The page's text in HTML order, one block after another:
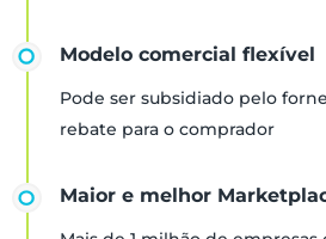
Modelo comercial flexível
Pode ser subsidiado pelo
rebate para o comprador
Maior e melhor